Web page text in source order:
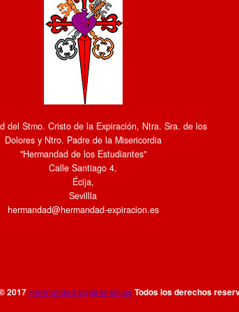
del Stmo. Cristo de la Expiración, Ntra. Sra. de los
Dolores y Ntro. Padre de la Misericordia
"Hermandad de los Estudiantes"
Calle Santiago 4,
Écija,
Sevillla
hermandad@hermandad-expiracion.es
2017 Hermandad-Expiracion.es Todos los derechos